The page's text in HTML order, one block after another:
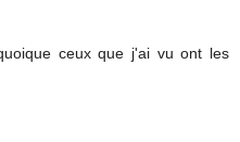
ceux que j'ai vu ont les